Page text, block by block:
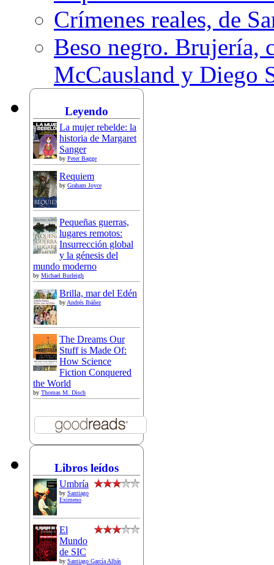
Crímenes reales, de
Beso negro. Brujería,
McCausland y Diego
Leyendo
La mujer rebelde: la
historia de Margaret
Sanger
by Peter Bagge
Requiem
by Graham Joyce
Pequeñas guerras,
lugares remotos:
Insurrección global
y la génesis del
mundo moderno
by Michael Burleigh
Brilla, mar del Edén
by Andrés Ibáñez
The Dreams Our
Stuff is Made Of:
How Science
Fiction Conquered
the World
by Thomas M. Disch
Libros leídos
Umbría
by Santiago
Eximeno
El
Mundo
de SIC
by Santiago García Albás